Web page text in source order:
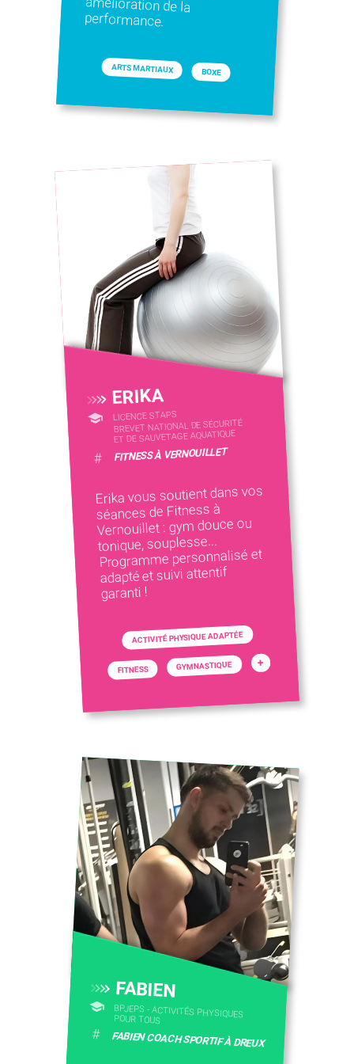
performance.
ARTS MARTIAUX BOXE
ERIKA
LICENCE STAPS
BREVET NATIONAL DE SÉCURITÉ
ET DE SAUVETAGE AQUATIQUE
# FITNESS À VERNOUILLET
Erika vous soutient dans vos
séances de Fitness à
Vernouillet : gym douce ou
tonique, souplesse...
Programme personnalisé et
adapté et suivi attentif
garanti !
ACTIVITÉ PHYSIQUE ADAPTÉE
FITNESS GYMNASTIQUE +
FABIEN
BPJEPS - ACTIVITÉS PHYSIQUES
POUR TOUS
# FABIEN COACH SPORTIF À DREUX